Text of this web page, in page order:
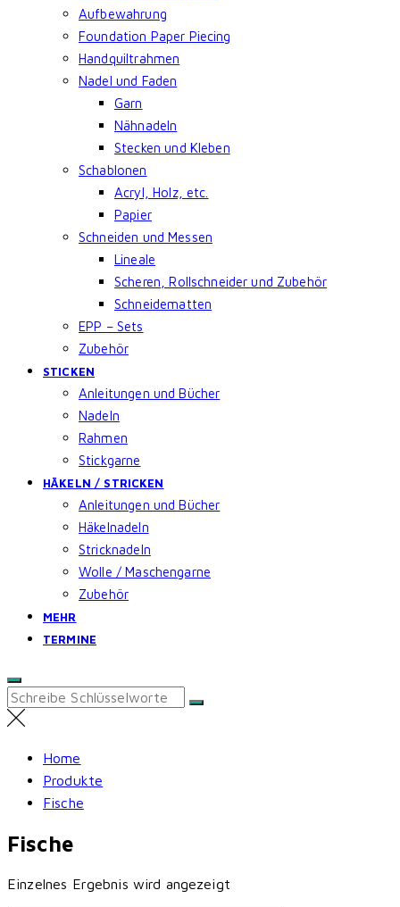
Aufbewahrung
Foundation Paper Piecing
Handquiltrahmen
Nadel und Faden
Garn
Nähnadeln
Stecken und Kleben
Schablonen
Acryl, Holz, etc.
Papier
Schneiden und Messen
Lineale
Scheren, Rollschneider und Zubehör
Schneidematten
EPP – Sets
Zubehör
STICKEN
Anleitungen und Bücher
Nadeln
Rahmen
Stickgarne
HÄKELN / STRICKEN
Anleitungen und Bücher
Häkelnadeln
Stricknadeln
Wolle / Maschengarne
Zubehör
MEHR
TERMINE
Search
for:
Home
Produkte
Fische
Fische
Einzelnes Ergebnis wird angezeigt